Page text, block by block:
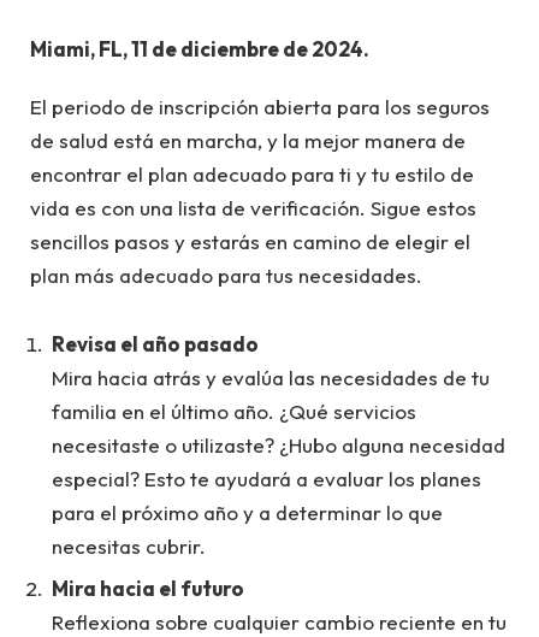
Miami, FL, 11 de diciembre de 2024.
El periodo de inscripción abierta para los seguros
de salud está en marcha, y la mejor manera de
encontrar el plan adecuado para ti y tu estilo de
vida es con una lista de verificación. Sigue estos
sencillos pasos y estarás en camino de elegir el
plan más adecuado para tus necesidades.
Revisa el año pasado
Mira hacia atrás y evalúa las necesidades de tu
familia en el último año. ¿Qué servicios
necesitaste o utilizaste? ¿Hubo alguna necesidad
especial? Esto te ayudará a evaluar los planes
para el próximo año y a determinar lo que
necesitas cubrir.
Mira hacia el futuro
Reflexiona sobre cualquier cambio reciente en tu